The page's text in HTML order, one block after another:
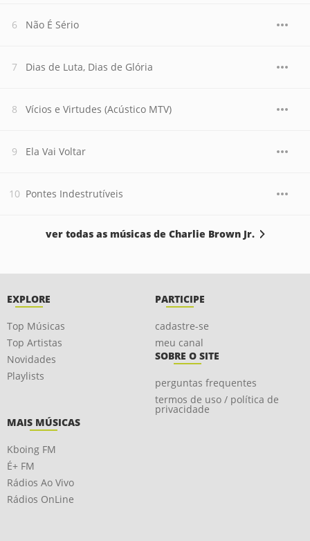
Não É Sério
Dias de Luta, Dias de Glória
Vícios e Virtudes (Acústico MTV)
Ela Vai Voltar
Pontes Indestrutíveis
ver todas as músicas de Charlie Brown Jr.
EXPLORE
Top Músicas
Top Artistas
Novidades
Playlists
PARTICIPE
cadastre-se
meu canal
SOBRE O SITE
perguntas frequentes
termos de uso / política de
privacidade
MAIS MÚSICAS
Kboing FM
É+ FM
Rádios Ao Vivo
Rádios OnLine